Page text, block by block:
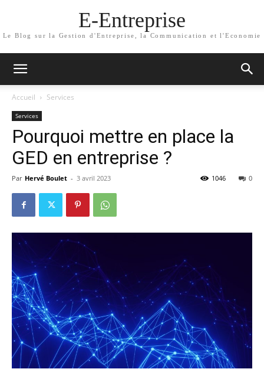
E-Entreprise
Le Blog sur la Gestion d'Entreprise, la Communication et l'Economie
Accueil Services
Services
Pourquoi mettre en place la
GED en entreprise ?
Par Hervé Boulet - 3 avril 2023 0
1046